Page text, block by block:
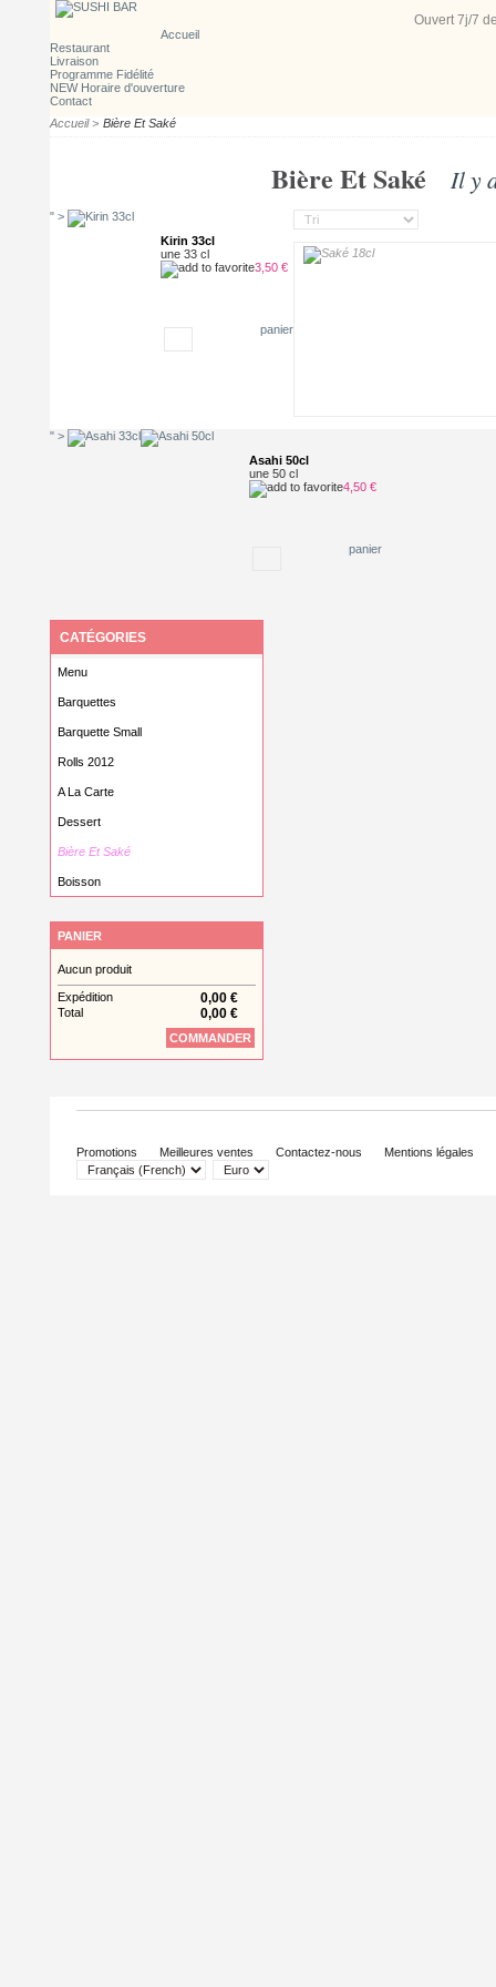
Ouvert 7j/7
Accueil
Restaurant
Livraison
Programme Fidélité
NEW Horaire d'ouverture
Contact
Accueil > Bière Et Saké
Bière Et Saké Il y
" >
Kirin 33cl
une 33 cl
3,50 €
panier
" >
Asahi 50cl
une 50 cl
4,50 €
panier
CATÉGORIES
Menu
Barquettes
Barquette Small
Rolls 2012
A La Carte
Dessert
Bière Et Saké
Boisson
PANIER
Aucun produit
Expédition 0,00 €
Total 0,00 €
COMMANDER
Promotions Meilleures ventes Contactez-nous Mentions légales